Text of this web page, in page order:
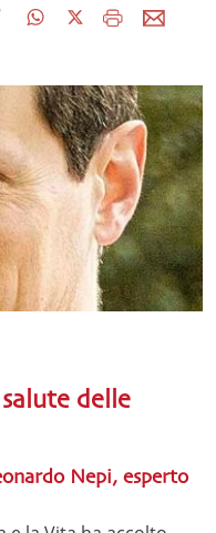
delle
Nepi, esperto